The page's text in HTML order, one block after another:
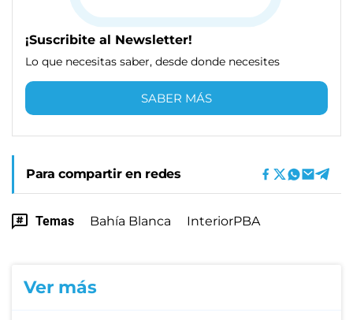
¡Suscribite al Newsletter!
Lo que necesitas saber, desde donde necesites
SABER MÁS
Para compartir en redes
Temas Bahía Blanca InteriorPBA
Ver más